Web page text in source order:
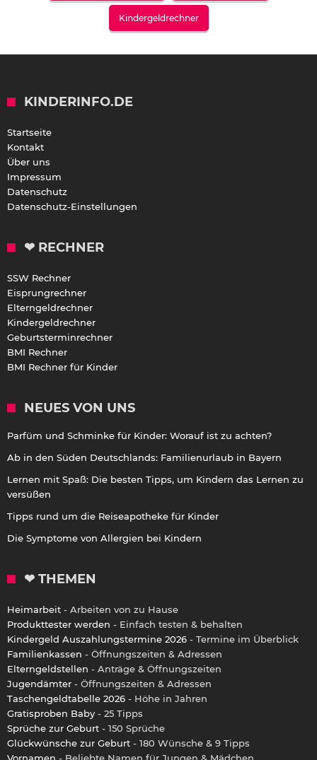
Kindergeldrechner
KINDERINFO.DE
Startseite
Kontakt
Über uns
Impressum
Datenschutz
Datenschutz-Einstellungen
❤ RECHNER
SSW Rechner
Eisprungrechner
Elterngeldrechner
Kindergeldrechner
Geburtsterminrechner
BMI Rechner
BMI Rechner für Kinder
NEUES VON UNS
Parfüm und Schminke für Kinder: Worauf ist zu achten?
Ab in den Süden Deutschlands: Familienurlaub in Bayern
Lernen mit Spaß: Die besten Tipps, um Kindern das Lernen zu
versüßen
Tipps rund um die Reiseapotheke für Kinder
Die Symptome von Allergien bei Kindern
❤ THEMEN
Heimarbeit - Arbeiten von zu Hause
Produkttester werden - Einfach testen & behalten
Kindergeld Auszahlungstermine 2026 - Termine im Überblick
Familienkassen - Öffnungszeiten & Adressen
Elterngeldstellen - Anträge & Öffnungszeiten
Jugendämter - Öffnungszeiten & Adressen
Taschengeldtabelle 2026 - Höhe in Jahren
Gratisproben Baby - 25 Tipps
Sprüche zur Geburt - 150 Sprüche
Glückwünsche zur Geburt - 180 Wünsche & 9 Tipps